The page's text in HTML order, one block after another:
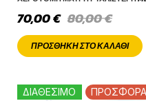
80,00€
70,00€
ΠΡΟΣΘΉΚΗ ΣΤΟ ΚΑΛΆΘΙ
ΔΙΑΘΕΣΙΜΟ ΠΡΟΣΦΟΡΑ